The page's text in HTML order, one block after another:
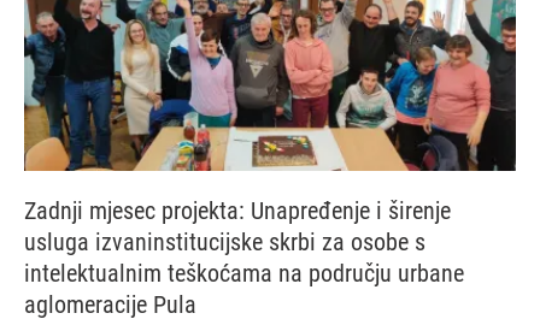
Zadnji mjesec projekta: Unapređenje i širenje
usluga izvaninstitucijske skrbi za osobe s
intelektualnim teškoćama na području urbane
aglomeracije Pula